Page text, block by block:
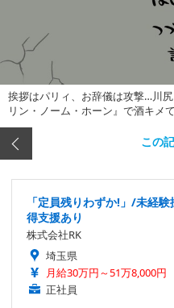
挨拶はパリィ、お辞儀は攻撃…川
リン・ノーム・ホーン』で酒キメ
この
「定員残りわずか!」/未経
得支援あり
株式会社RK
埼玉県
月給30万円～51万8,000円
正社員